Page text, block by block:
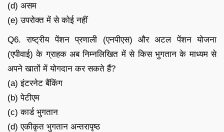
(d) असम
(e) उपरोक्त में से कोई नहीं
Q6. राष्ट्रीय पेंशन प्रणाली (एनपीएस) और अटल पेंशन योजना
(एपीवाई) के ग्राहक अब निम्नलिखित में से किस भुगतान के माध्यम से
अपने खातों में योगदान कर सकते हैं?
(a) इंटरनेट बैंकिंग
(b) पेटीएम
(c) कार्ड भुगतान
(d) एकीकृत भुगतान अन्तरापृष्ठ